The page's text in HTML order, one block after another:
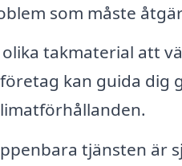
som måste
takmaterial att
kan guida dig
tjänsten är